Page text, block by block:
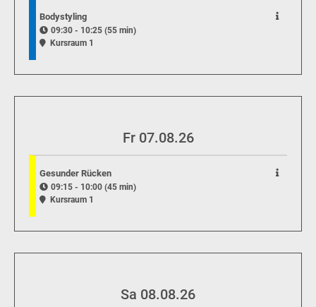
Bodystyling
09:30 - 10:25 (55 min)
Kursraum 1
Fr 07.08.26
Gesunder Rücken
09:15 - 10:00 (45 min)
Kursraum 1
Sa 08.08.26